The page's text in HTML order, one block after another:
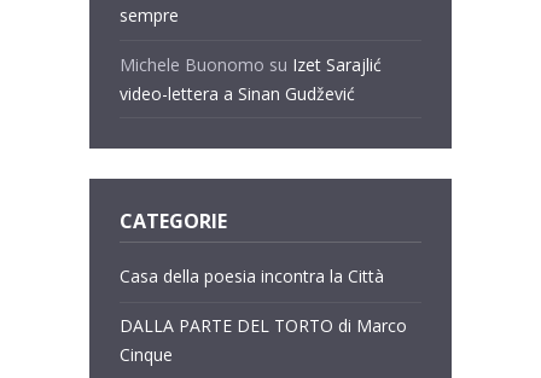
sempre
Michele Buonomo su Izet Sarajlić
video-lettera a Sinan Gudžević
CATEGORIE
Casa della poesia incontra la Città
DALLA PARTE DEL TORTO di Marco
Cinque